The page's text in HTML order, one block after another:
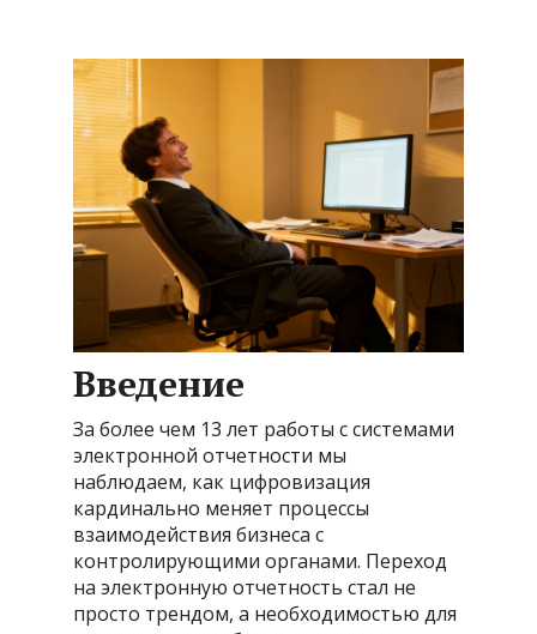
Введение
За более чем 13 лет работы с системами
электронной отчетности мы
наблюдаем, как цифровизация
кардинально меняет процессы
взаимодействия бизнеса с
контролирующими органами. Переход
на электронную отчетность стал не
просто трендом, а необходимостью для